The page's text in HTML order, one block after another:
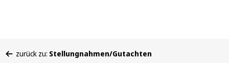
befinden
zurück zu: Stellungnahmen/Gutachten